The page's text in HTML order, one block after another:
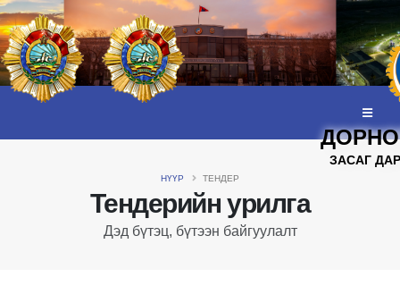
ЗАСАГ
Тендерийн урилга
Дэд бүтэц, бүтээн байгуулалт
НҮҮР ТЕНДЕР